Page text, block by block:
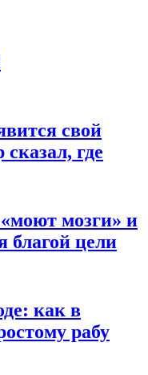
свой
где
мозги» и
благой цели
как в
рабу